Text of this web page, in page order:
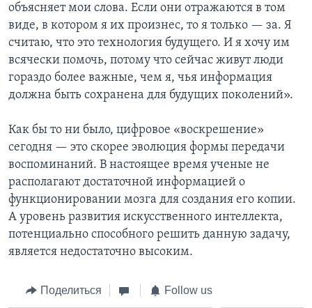
объясняет мои слова. Если они отражаются в том
виде, в котором я их произнес, то я только — за. Я
считаю, что это технология будущего. И я хочу им
всячески помочь, потому что сейчас живут люди
гораздо более важные, чем я, чья информация
должна быть сохранена для будущих поколений».
Как бы то ни было, цифровое «воскрешение»
сегодня — это скорее эволюция формы передачи
воспоминаний. В настоящее время ученые не
располагают достаточной информацией о
функционировании мозга для создания его копии.
А уровень развития искусственного интеллекта,
потенциально способного решить данную задачу,
является недостаточно высоким.
Поделиться Follow us